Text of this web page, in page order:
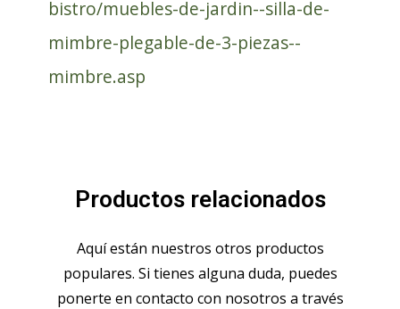
bistro/muebles-de-jardin--silla-de-
mimbre-plegable-de-3-piezas--
mimbre.asp
Productos relacionados
Aquí están nuestros otros productos
populares. Si tienes alguna duda, puedes
ponerte en contacto con nosotros a través